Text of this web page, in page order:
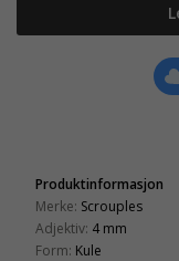
Produktinformasjon
Merke: Scrouples
Adjektiv: 4 mm
Form: Kule